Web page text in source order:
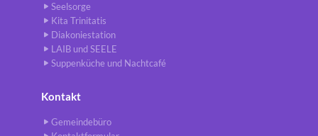
Seelsorge
Kita Trinitatis
Diakoniestation
LAIB und SEELE
Suppenküche und Nachtcafé
Kontakt
Gemeindebüro